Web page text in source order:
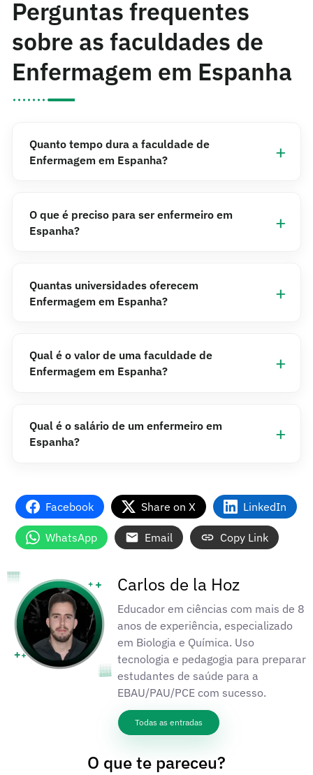
Perguntas frequentes
sobre as faculdades de
Enfermagem em Espanha
Quanto tempo dura a faculdade de
Enfermagem em Espanha?
O que é preciso para ser enfermeiro em
Espanha?
Quantas universidades oferecem
Enfermagem em Espanha?
Qual é o valor de uma faculdade de
Enfermagem em Espanha?
Qual é o salário de um enfermeiro em
Espanha?
Facebook Share on X LinkedIn
WhatsApp Email Copy Link
Carlos de la Hoz
Educador em ciências com mais de 8
anos de experiência, especializado
em Biologia e Química. Uso
tecnologia e pedagogia para preparar
estudantes de saúde para a
EBAU/PAU/PCE com sucesso.
Todas as entradas
O que te pareceu?